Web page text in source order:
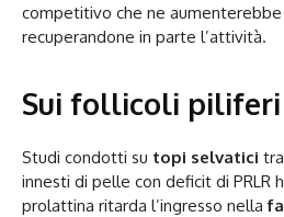
competitivo che ne aumenterebbe
recuperandone in parte l’attività.
Sui follicoli piliferi
Studi condotti su topi selvatici
innesti di pelle con deficit di PRLR
prolattina ritarda l’ingresso nella